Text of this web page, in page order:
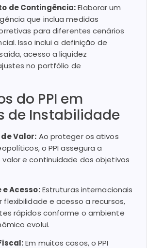
de Contingência:Elaborar um
que inclua medidas
para diferentes cenários
Isso inclui a definição de
acesso a liquidez
no portfólio de
do PPI em
de Instabilidade
Valor: Ao proteger os ativos
o PPI assegura a
e continuidade dos objetivos
Acesso:Estruturas internacionais
e acesso a recursos,
rápidos conforme o ambiente
evolui.
Em muitos casos, o PPI